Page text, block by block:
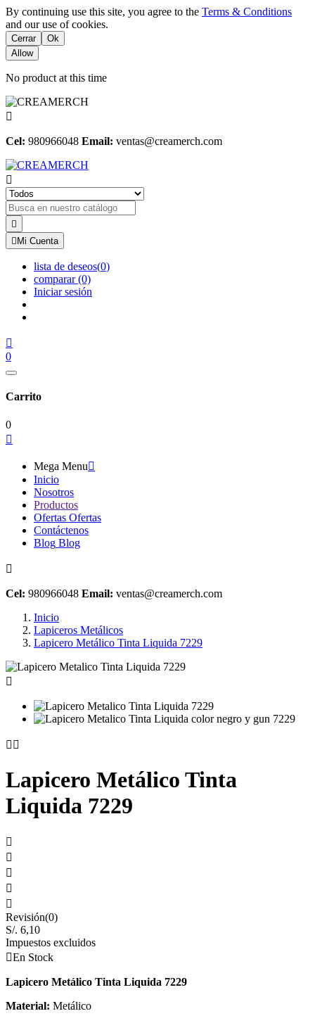
By continuing use this site, you agree to the Terms & Conditions
and our use of cookies.
Cerrar
Ok
Allow
No product at this time

Cel: 980966048 Email: ventas@creamerch.com


 Mi Cuenta
lista de deseos(0)
comparar(0)
Iniciar sesión

0
Carrito
0

Mega Menu
Inicio
Nosotros
Productos
Ofertas Ofertas
Contáctenos
Blog Blog

Cel: 980966048 Email: ventas@creamerch.com
Inicio
Lapiceros Metálicos
Lapicero Metálico Tinta Liquida 7229

 
Lapicero Metálico Tinta
Liquida 7229





Revisión(0)
S/. 6,10
Impuestos excluidos
En Stock
Lapicero Metálico Tinta Liquida 7229
Material: Metálico